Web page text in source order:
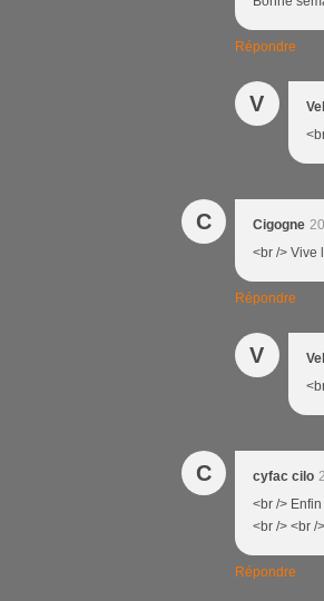
Répondre
V
C Cigogne
<br /> Vive
Répondre
V
C cyfac cilo
<br />
<br /> <br /
Répondre